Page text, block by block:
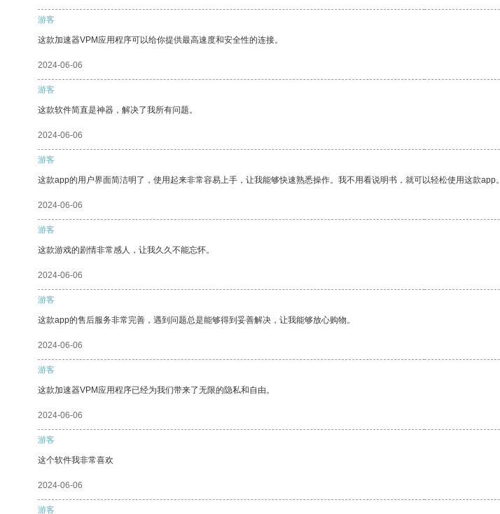
游客
这款加速器VPM应用程序可以给你提供最高速度和安全性的连接。
2024-06-06
游客
这款软件简直是神器，解决了我所有问题。
2024-06-06
游客
这款app的用户界面简洁明了，使用起来非常容易上手，让我能够快速熟悉操作。我不用看说明书，就可以轻松使用这款app。
2024-06-06
游客
这款游戏的剧情非常感人，让我久久不能忘怀。
2024-06-06
游客
这款app的售后服务非常完善，遇到问题总是能够得到妥善解决，让我能够放心购物。
2024-06-06
游客
这款加速器VPM应用程序已经为我们带来了无限的隐私和自由。
2024-06-06
游客
这个软件我非常喜欢
2024-06-06
游客